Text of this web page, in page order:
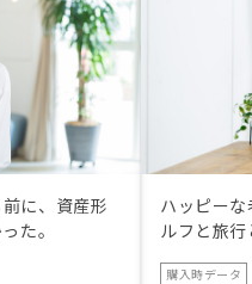
に、資産形
た。
ハッピー
ルフと旅
購入時データ